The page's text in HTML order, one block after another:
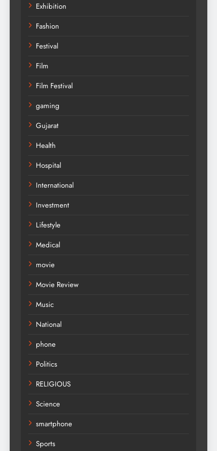
Exhibition
Fashion
Festival
Film
Film Festival
gaming
Gujarat
Health
Hospital
International
Investment
Lifestyle
Medical
movie
Movie Review
Music
National
phone
Politics
RELIGIOUS
Science
smartphone
Sports